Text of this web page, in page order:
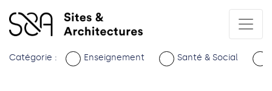
Catégorie : Enseignement Santé & Social